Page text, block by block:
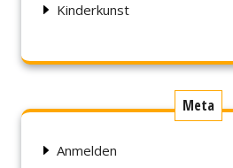
Kinderkunst
Meta
Anmelden